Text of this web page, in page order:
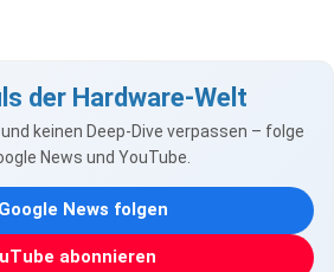
der Hardware-Welt
keinen Deep-Dive verpassen – folge
News und YouTube.
News folgen
abonnieren